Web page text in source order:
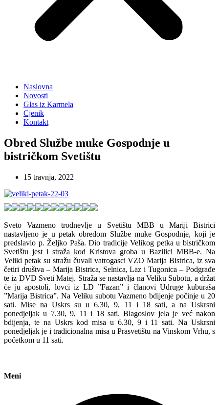
Naslovna
Novosti
Glas iz Karmela
Cjenik
Kontakt
Obred Službe muke Gospodnje u
bistričkom Svetištu
15 travnja, 2022
Sveto Vazmeno trodnevlje u Svetištu MBB u Mariji Bistrici
nastavljeno je u petak obredom Službe muke Gospodnje, koji je
predslavio p. Željko Paša. Dio tradicije Velikog petka u bistričkom
Svetištu jest i straža kod Kristova groba u Bazilici MBB-e. Na
Veliki petak su stražu čuvali vatrogasci VZO Marija Bistrica, iz sva
četiri društva – Marija Bistrica, Selnica, Laz i Tugonica – Podgrađe
te iz DVD Sveti Matej. Straža se nastavlja na Veliku Subotu, a držat
će ju apostoli, lovci iz LD ”Fazan” i članovi Udruge kuburaša
”Marija Bistrica”. Na Veliku subotu Vazmeno bdijenje počinje u 20
sati. Mise na Uskrs su u 6.30, 9, 11 i 18 sati, a na Uskrsni
ponedjeljak u 7.30, 9, 11 i 18 sati. Blagoslov jela je već nakon
bdijenja, te na Uskrs kod misa u 6.30, 9 i 11 sati. Na Uskrsni
ponedjeljak je i tradicionalna misa u Prasvetištu na Vinskom Vrhu, s
početkom u 11 sati.
Meni